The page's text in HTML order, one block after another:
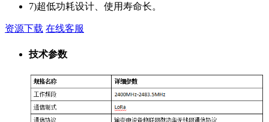
7)超低功耗设计、使用寿命长。
资源下载 在线客服
技术参数